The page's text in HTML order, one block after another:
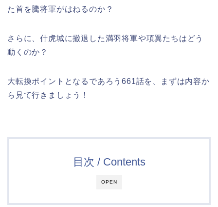
た首を騰将軍がはねるのか？
さらに、什虎城に撤退した満羽将軍や項翼たちはどう
動くのか？
大転換ポイントとなるであろう661話を、まずは内容か
ら見て行きましょう！
OPEN
目次 / Contents